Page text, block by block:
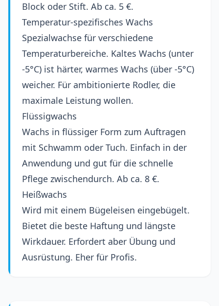
Block oder Stift. Ab ca. 5 €.
Temperatur-spezifisches Wachs
Spezialwachse für verschiedene
Temperaturbereiche. Kaltes Wachs (unter
-5°C) ist härter, warmes Wachs (über -5°C)
weicher. Für ambitionierte Rodler, die
maximale Leistung wollen.
Flüssigwachs
Wachs in flüssiger Form zum Auftragen
mit Schwamm oder Tuch. Einfach in der
Anwendung und gut für die schnelle
Pflege zwischendurch. Ab ca. 8 €.
Heißwachs
Wird mit einem Bügeleisen eingebügelt.
Bietet die beste Haftung und längste
Wirkdauer. Erfordert aber Übung und
Ausrüstung. Eher für Profis.